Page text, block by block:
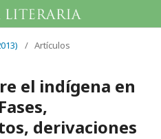
/ Artículos
el indígena en
derivaciones